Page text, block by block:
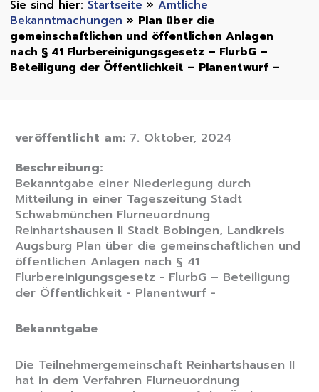
Startseite » Amtliche
Bekanntmachungen » Plan über die
gemeinschaftlichen und öffentlichen Anlagen
nach § 41 Flurbereinigungsgesetz – FlurbG –
Beteiligung der Öffentlichkeit – Planentwurf –
veröffentlicht am:7. Oktober, 2024
Beschreibung:
Bekanntgabe einer Niederlegung durch
Mitteilung in einer Tageszeitung Stadt
Schwabmünchen Flurneuordnung
Reinhartshausen II Stadt Bobingen, Landkreis
Augsburg Plan über die gemeinschaftlichen und
öffentlichen Anlagen nach § 41
Flurbereinigungsgesetz - FlurbG – Beteiligung
der Öffentlichkeit - Planentwurf -
Bekanntgabe
Die Teilnehmergemeinschaft Reinhartshausen II
hat in dem Verfahren Flurneuordnung